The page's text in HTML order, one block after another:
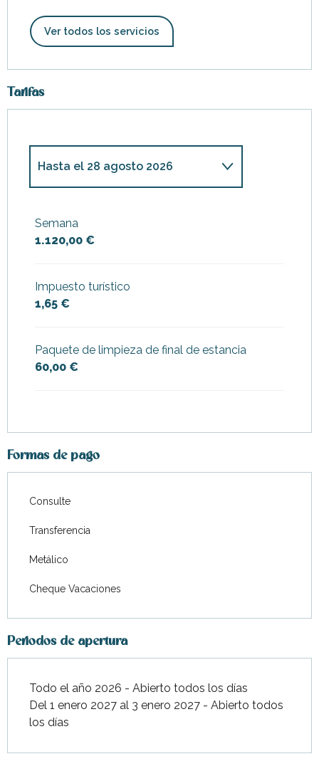
Ver todos los servicios
Tarifas
Hasta el 28 agosto 2026
Desde
Semana
1.120,00 €
Impuesto turístico
1,65 €
Paquete de limpieza de final de estancia
60,00 €
Formas de pago
Consulte
Transferencia
Metálico
Cheque Vacaciones
Periodos de apertura
Todo el año 2026 - Abierto todos los días
Del 1 enero 2027 al 3 enero 2027 - Abierto todos
los días